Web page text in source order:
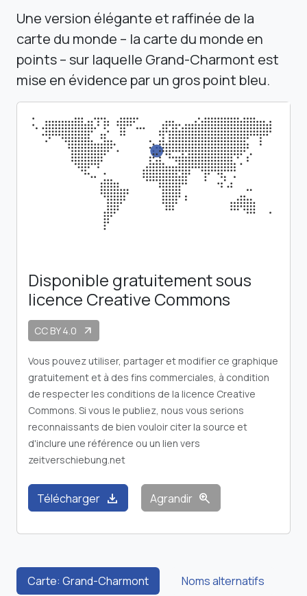
Une version élégante et raffinée de la
carte du monde – la carte du monde en
points – sur laquelle Grand-Charmont est
mise en évidence par un gros point bleu.
Disponible gratuitement sous
licence Creative Commons
CC BY 4.0 arrow_outward
Vous pouvez utiliser, partager et modifier ce graphique
gratuitement et à des fins commerciales, à condition
de respecter les conditions de la licence Creative
Commons. Si vous le publiez, nous vous serions
reconnaissants de bien vouloir citer la source et
d'inclure une référence ou un lien vers
zeitverschiebung.net
Télécharger download Agrandir zoom_in
Carte: Grand-Charmont Noms alternatifs